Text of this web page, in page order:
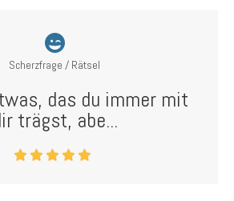
Scherzfrage / Rätsel
das du immer mit
trägst, abe...